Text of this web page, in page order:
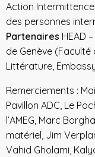
Action
des personnes
Partenaires HEAD
de Genève (Faculté
Littérature,
Remerciements :
Pavillon ADC, Le
l’AMEG, Marc
matériel, Jim
Vahid Gholami,